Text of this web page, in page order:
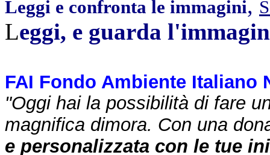
Leggi e confronta le immagini,
Leggi, e guarda
FAI Fondo Ambiente Italiano
"Oggi hai la possibilità di fare
magnifica dimora. Con una
e personalizzata con le tue